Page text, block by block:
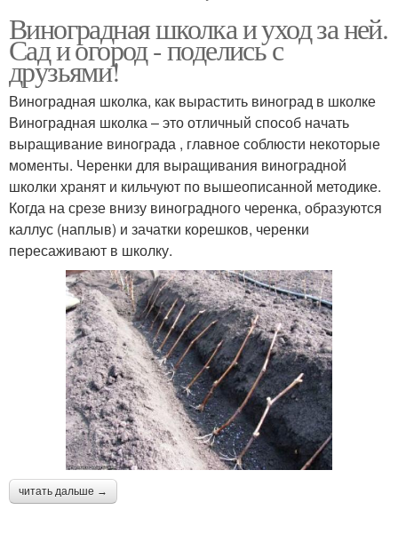
Виноградная школка и уход за ней.
Сад и огород - поделись с
друзьями!
Виноградная школка, как вырастить виноград в школке
Виноградная школка – это отличный способ начать
выращивание винограда , главное соблюсти некоторые
моменты. Черенки для выращивания виноградной
школки хранят и кильчуют по вышеописанной методике.
Когда на срезе внизу виноградного черенка, образуются
каллус (наплыв) и зачатки корешков, черенки
пересаживают в школку.
читать дальше →